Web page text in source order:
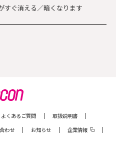
すぐ消える／暗くなります
よくあるご質問
取扱説明書
わせ お知らせ 企業情報